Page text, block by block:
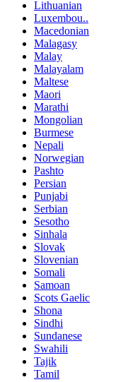
Lithuanian
Luxembou..
Macedonian
Malagasy
Malay
Malayalam
Maltese
Maori
Marathi
Mongolian
Burmese
Nepali
Norwegian
Pashto
Persian
Punjabi
Serbian
Sesotho
Sinhala
Slovak
Slovenian
Somali
Samoan
Scots Gaelic
Shona
Sindhi
Sundanese
Swahili
Tajik
Tamil